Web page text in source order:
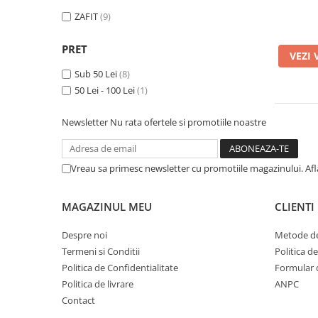
Aparate de vidat
Dispozitiv indepartare papiloame
Etajere depozitare
Pensule machiaj
Aparat aerosoli
Capace WC copii & Reductoare WC
Covoare copii
ZAFIT(9)
PRET
Sub 50 Lei(8)
50 Lei - 100 Lei(1)
VEZI
Newsletter Nu rata ofertele si promotiile noastre
Vreau sa primesc newsletter cu promotiile magazinului.
MAGAZINUL MEU
Despre noi
Termeni si Conditii
Politica de Confidentialitate
Politica de livrare
Contact
CLIENTI
Metode
Politica
Formular
ANPC